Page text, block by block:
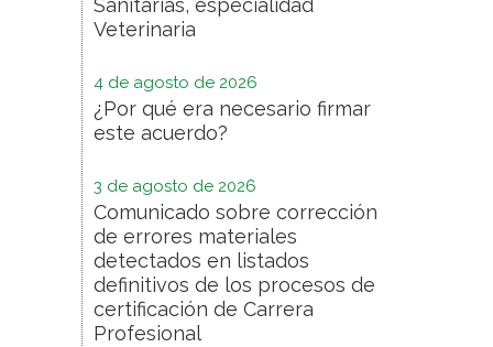
Sanitarias, especialidad
Veterinaria
4 de agosto de 2026
¿Por qué era necesario firmar
este acuerdo?
3 de agosto de 2026
Comunicado sobre corrección
de errores materiales
detectados en listados
definitivos de los procesos de
certificación de Carrera
Profesional